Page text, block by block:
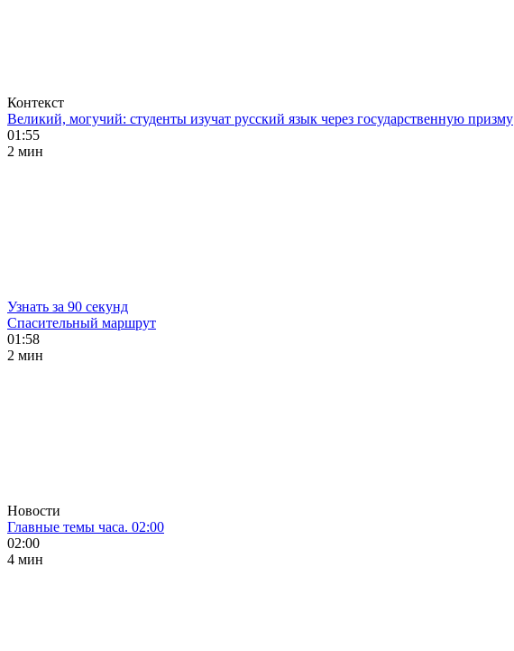
Контекст
Великий, могучий: студенты изучат русский язык через государственную призму
01:55
2 мин
Узнать за 90 секунд
Спасительный маршрут
01:58
2 мин
Новости
Главные темы часа. 02:00
02:00
4 мин